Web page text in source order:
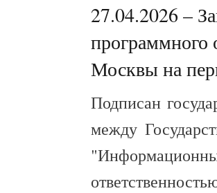
27.04.2026 –
Москвы на
Подписан
между